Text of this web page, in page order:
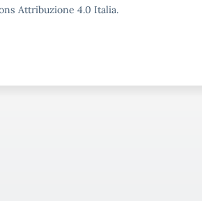
Attribuzione 4.0 Italia.